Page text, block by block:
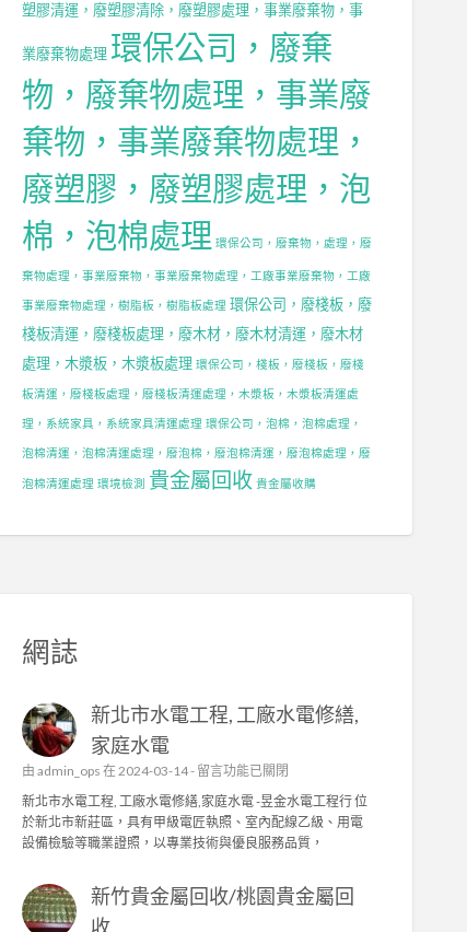
塑膠清運，廢塑膠清除，廢塑膠處理，事業廢棄物，事
業廢棄物處理 環保公司，廢棄
物，廢棄物處理，事業廢
棄物，事業廢棄物處理，
廢塑膠，廢塑膠處理，泡
棉，泡棉處理 環保公司，廢棄物，處理，廢
棄物處理，事業廢棄物，事業廢棄物處理，工廠事業廢棄物，工廠
事業廢棄物處理，樹脂板，樹脂板處理 環保公司，廢棧板，廢
棧板清運，廢棧板處理，廢木材，廢木材清運，廢木材
處理，木漿板，木漿板處理 環保公司，棧板，廢棧板，廢棧
板清運，廢棧板處理，廢棧板清運處理，木漿板，木漿板清運處
理，系統家具，系統家具清運處理 環保公司，泡棉，泡棉處理，
泡棉清運，泡棉清運處理，廢泡棉，廢泡棉清運，廢泡棉處理，廢
泡棉清運處理 環境檢測 貴金屬回收 貴金屬收購
網誌
新北市水電工程, 工廠水電修繕,
家庭水電
由 admin_ops 在 2024-03-14 - 在
〈
新
北
市
電
留言功能已關閉
新北市水電工程, 工廠水電修繕,家庭水電 -昱金水電工程行 位
於新北市新莊區，具有甲級電匠執照、室內配線乙級、用電
設備檢驗等職業證照，以專業技術與優良服務品質，
新竹貴金屬回收/桃園貴金屬回
收